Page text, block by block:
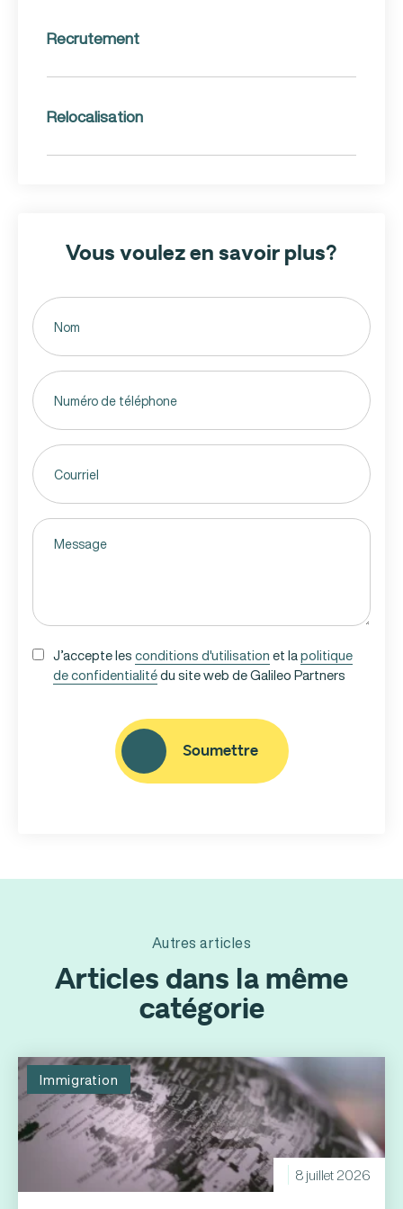
Recrutement
Relocalisation
Vous voulez en savoir plus?
Untitled
(Nécessaire)
Phone
Email
(Nécessaire)
Untitled
(Nécessaire)
UNTITLED
(NÉCESSAIRE)
J’accepte lesconditions d'utilisationet lapolitique
de confidentialitédu site web de Galileo Partners
Soumettre
Autres articles
Articles dans la même
catégorie
Immigration
8 juillet 2026